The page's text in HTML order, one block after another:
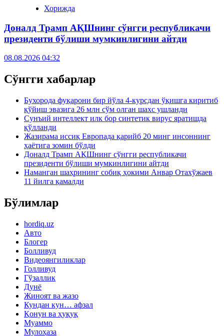
Хорижда
Доналд Трамп АҚШнинг сўнгги республикачи
президенти бўлиши мумкинлигини айтди
08.08.2026 04:32
Сўнгги хабарлар
Бухорода фуқарони бир йўла 4-курсдан ўқишга киритиб
қўйиш эвазига 26 млн сўм олган шахс ушланди
Сунъий интеллект илк бор синтетик вирус яратишда
қўлланди
Жазирама иссиқ Европада қарийб 20 минг инсоннинг
ҳаётига зомин бўлди
Доналд Трамп АҚШнинг сўнгги республикачи
президенти бўлиши мумкинлигини айтди
Наманган шаҳрининг собиқ ҳокими Анвар Отахўжаев
11 йилга қамалди
Бўлимлар
hordiq.uz
Авто
Блогер
Болливуд
Видеоянгиликлар
Голливуд
Гўзаллик
Дунё
Жиноят ва жазо
Кундан кун… афзал
Қонун ва ҳуқуқ
Муаммо
Мулоҳаза